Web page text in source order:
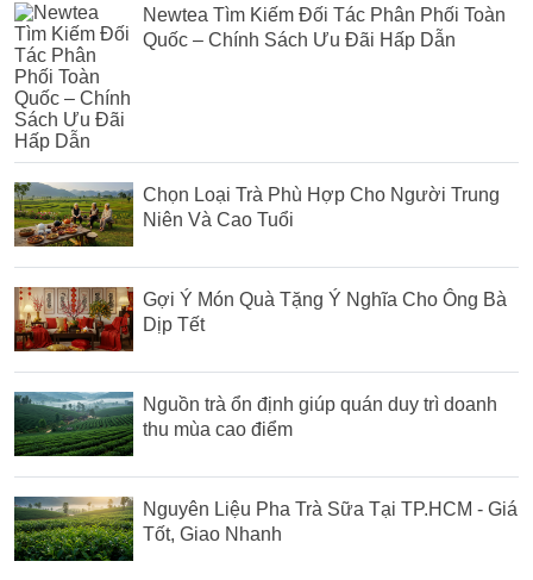
Newtea Tìm Kiếm Đối Tác Phân Phối Toàn
Quốc – Chính Sách Ưu Đãi Hấp Dẫn
Chọn Loại Trà Phù Hợp Cho Người Trung
Niên Và Cao Tuổi
Gợi Ý Món Quà Tặng Ý Nghĩa Cho Ông Bà
Dịp Tết
Nguồn trà ổn định giúp quán duy trì doanh
thu mùa cao điểm
Nguyên Liệu Pha Trà Sữa Tại TP.HCM - Giá
Tốt, Giao Nhanh